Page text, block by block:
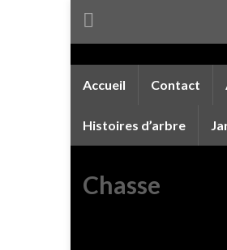
Accueil Contact
Histoires d’arbre
Chasse